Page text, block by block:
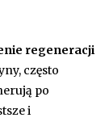
regeneracji
często
po
i